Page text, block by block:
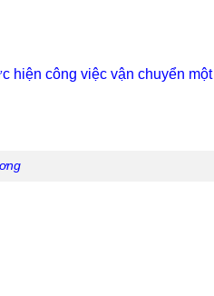
hiện công việc vận chuyển một